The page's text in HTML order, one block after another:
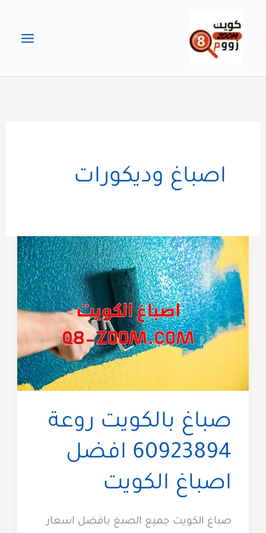
المحتوى
اصباغ وديكورات
صباغ بالكويت روعة
60923894 افضل
اصباغ الكويت
صباغ الكويت جميع الصبغ بافضل اسعار